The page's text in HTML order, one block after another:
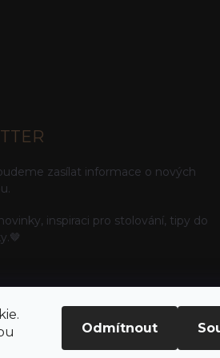
Odmítnout
zasílat informace o nových
inspiraci pro stolování, tipy do